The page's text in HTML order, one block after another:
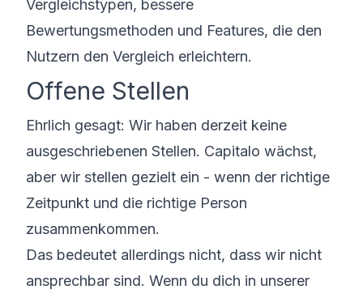
Vergleichstypen, bessere
Bewertungsmethoden und Features, die den
Nutzern den Vergleich erleichtern.
Offene Stellen
Ehrlich gesagt: Wir haben derzeit keine
ausgeschriebenen Stellen. Capitalo wächst,
aber wir stellen gezielt ein - wenn der richtige
Zeitpunkt und die richtige Person
zusammenkommen.
Das bedeutet allerdings nicht, dass wir nicht
ansprechbar sind. Wenn du dich in unserer